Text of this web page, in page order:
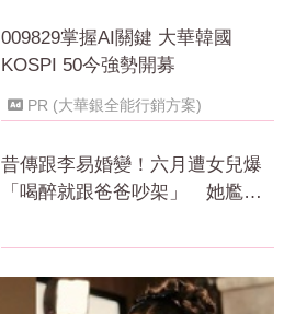
009829掌握AI關鍵 大華韓國
KOSPI 50今強勢開募
PR (大華銀全能行銷方案)
昔傳跟李易婚變！六月遭女兒爆
「喝醉就跟爸爸吵架」 她尷尬